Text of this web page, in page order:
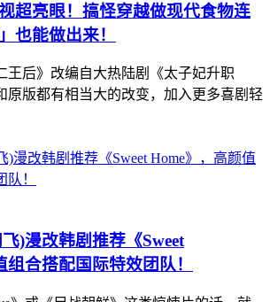
超亮眼！搞怪穿越做现代食物连
也能做出来！
王后》改编自大热陆剧《太子妃升职
原版都有相当大的改变，加入更多喜剧轻
)漫改韩剧推荐《Sweet
合搭配国际特效团队！